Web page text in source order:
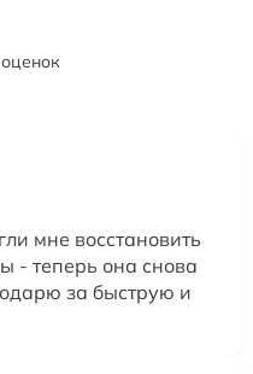
мне восстановить
- теперь она снова
за быструю и